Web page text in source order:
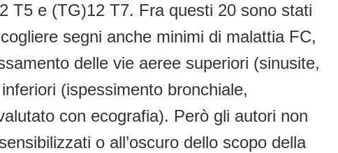
T5 e (TG)12 T7. Fra questi 20 sono stati
segni anche minimi di malattia FC,
delle vie aeree superiori (sinusite,
(ispessimento bronchiale,
con ecografia). Però gli autori non
o all’oscuro dello scopo della